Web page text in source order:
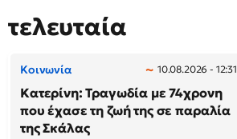
τελευταία
Κοινωνία 10.08.2026 - 12:31
Κατερίνη: Τραγωδία με 74χρονη
που έχασε τη ζωή της σε παραλία
της Σκάλας